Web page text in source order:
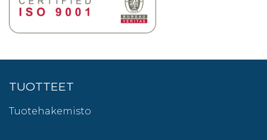
TUOTTEET
Tuotehakemisto